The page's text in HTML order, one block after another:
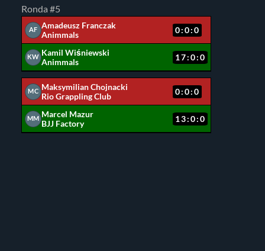
Ronda #5
AF Amadeusz Franczak
Animmals
0:0:0
KW Kamil Wiśniewski
Animmals
17:0:0
MC Maksymilian Chojnacki
Rio Grappling Club
0:0:0
MM Marcel Mazur
BJJ Factory
13:0:0